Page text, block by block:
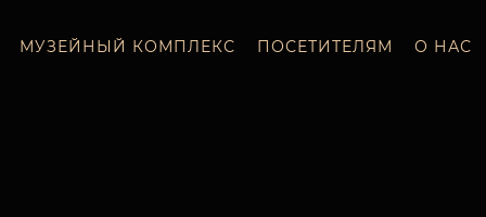
МУЗЕЙНЫЙ КОМПЛЕКС ПОСЕТИТЕЛЯМ О НАС